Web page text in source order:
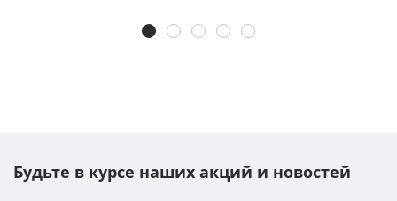
Будьте в курсе наших акций и новостей